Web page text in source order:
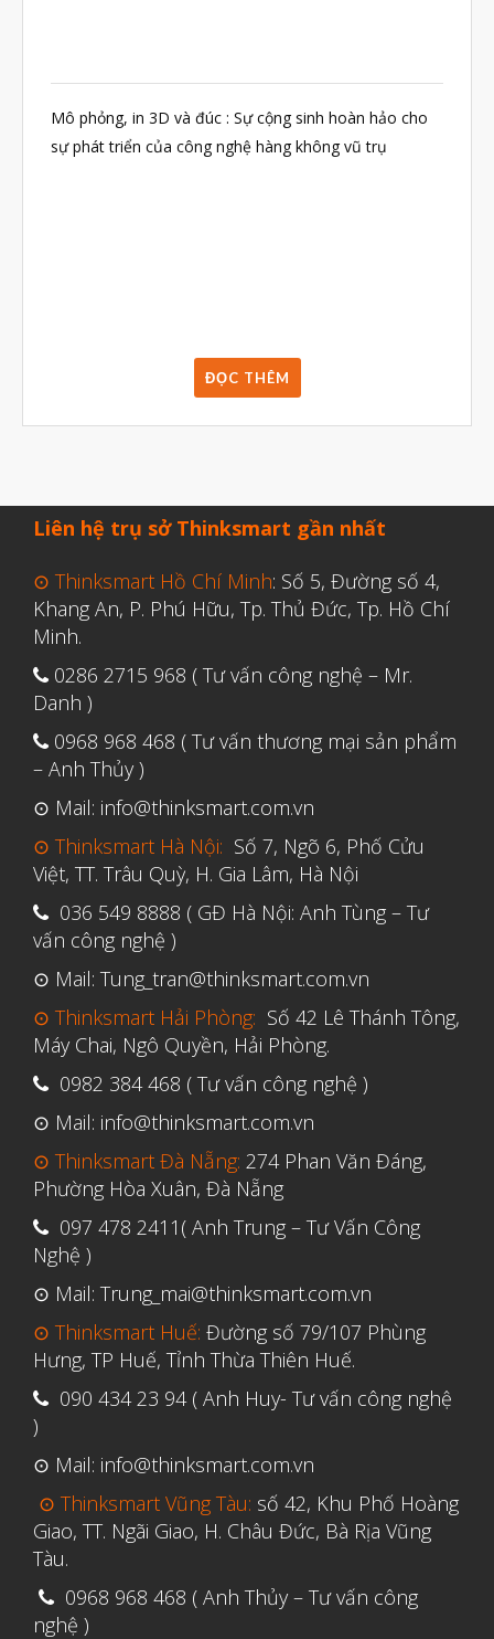
Mô phỏng, in 3D và đúc : Sự cộng sinh hoàn hảo cho
sự phát triển của công nghệ hàng không vũ trụ
ĐỌC THÊM
Liên hệ trụ sở Thinksmart gần nhất
⊙ Thinksmart Hồ Chí Minh: Số 5, Đường số 4,
Khang An, P. Phú Hữu, Tp. Thủ Đức, Tp. Hồ Chí
Minh.
0286 2715 968 ( Tư vấn công nghệ – Mr.
Danh )
0968 968 468 ( Tư vấn thương mại sản phẩm
– Anh Thủy )
⊙ Mail: info@thinksmart.com.vn
⊙ Thinksmart Hà Nội: Số 7, Ngõ 6, Phố Cửu
Việt, TT. Trâu Quỳ, H. Gia Lâm, Hà Nội
036 549 8888 ( GĐ Hà Nội: Anh Tùng – Tư
vấn công nghệ )
⊙ Mail: Tung_tran@thinksmart.com.vn
⊙ Thinksmart Hải Phòng: Số 42 Lê Thánh Tông,
Máy Chai, Ngô Quyền, Hải Phòng.
0982 384 468 ( Tư vấn công nghệ )
⊙ Mail: info@thinksmart.com.vn
⊙ Thinksmart Đà Nẵng: 274 Phan Văn Đáng,
Phường Hòa Xuân, Đà Nẵng
097 478 2411( Anh Trung – Tư Vấn Công
Nghệ )
⊙ Mail: Trung_mai@thinksmart.com.vn
⊙ Thinksmart Huế: Đường số 79/107 Phùng
Hưng, TP Huế, Tỉnh Thừa Thiên Huế.
090 434 23 94 ( Anh Huy- Tư vấn công nghệ
)
⊙ Mail: info@thinksmart.com.vn
⊙ Thinksmart Vũng Tàu: số 42, Khu Phố Hoàng
Giao, TT. Ngãi Giao, H. Châu Đức, Bà Rịa Vũng
Tàu.
0968 968 468 ( Anh Thủy – Tư vấn công
nghệ )